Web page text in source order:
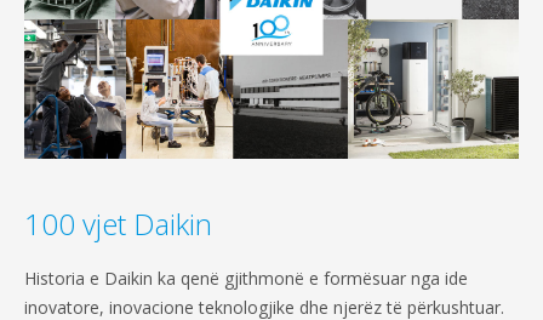
100 vjet Daikin
Historia e Daikin ka qenë gjithmonë e formësuar nga ide
inovatore, inovacione teknologjike dhe njerëz të përkushtuar.